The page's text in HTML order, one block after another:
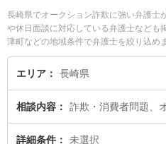
長崎県でオークション詐欺に強い弁護士
や休日面談に対応している弁護士なども
津町などの地域条件で弁護士を絞り込め
資詐欺や副業詐欺、FX詐欺等の細かな
特に虎ノ門法律経済事務所 長崎支店の
『長崎県で土日や夜間に発生したオーク
士に相談したい』『オークション詐欺の
士を検索したい』『初回相談無料でオー
エリア 長崎県
相談内容 詐欺・消費者問題、
詳細条件 未選択